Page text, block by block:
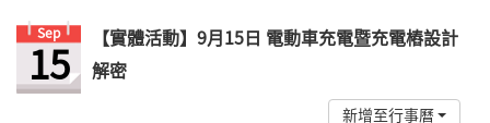
Sep
15
【實體活動】9月15日 電動車充電暨充電樁設計
解密
新增至行事曆